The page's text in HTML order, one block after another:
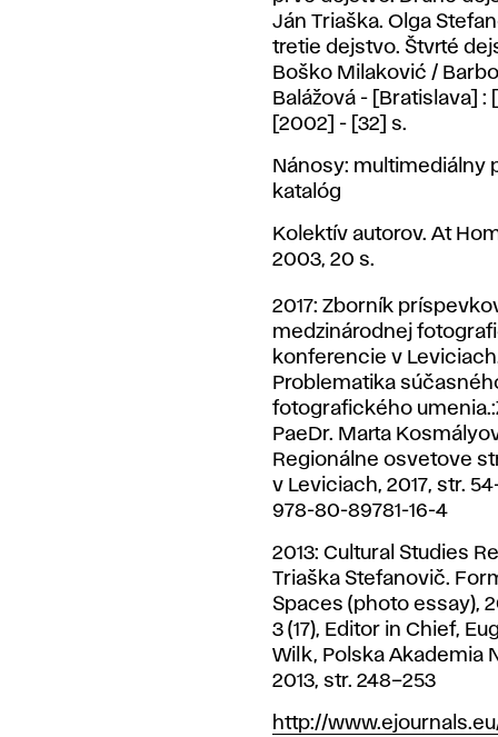
Ján Triaška. Olga
tretie dejstvo. Štvrté
Boško Milaković /
Balážová - [Bratislava] :
[2002] - [32] s.
Nánosy: multimediálny
katalóg
Kolektív autorov. At
2003, 20 s.
2017: Zborník
medzinárodnej
konferencie v
Problematika
fotografického
PaeDr. Marta
Regionálne osvetove
v Leviciach, 2017, str.
978-80-89781-16-4
2013: Cultural Studies
Triaška Stefanovič.
Spaces (photo essay),
3 (17), Editor in Chief,
Wilk, Polska Akademia
2013, str. 248–253
http://